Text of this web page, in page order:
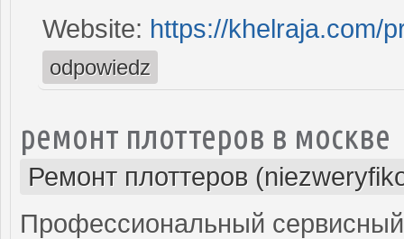
Website: https://khelraja.com/
odpowiedz
ремонт плоттеров в москве
Ремонт плоттеров
Профессиональный